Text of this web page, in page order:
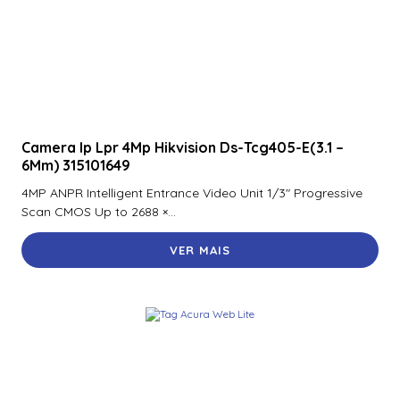
Camera Ip Lpr 4Mp Hikvision Ds-Tcg405-E(3.1 –
6Mm) 315101649
4MP ANPR Intelligent Entrance Video Unit 1/3″ Progressive
Scan CMOS Up to 2688 ×...
VER MAIS